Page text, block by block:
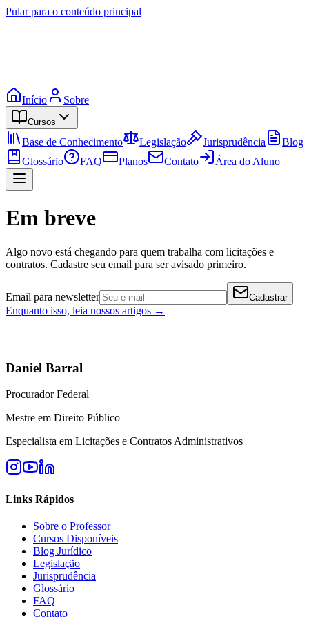
Pular para o conteúdo principal
Início Sobre
Cursos
Base de Conhecimento Legislação Jurisprudência
Blog
Glossário
FAQ Planos Contato Área do Aluno
Em breve
Algo novo está chegando para quem trabalha com licitações e
contratos. Cadastre seu email para ser avisado primeiro.
Email para newsletter Cadastrar
Enquanto isso, leia nossos artigos →
Daniel Barral
Procurador Federal
Mestre em Direito Público
Especialista em Licitações e Contratos Administrativos
Links Rápidos
Sobre o Professor
Cursos Disponíveis
Blog Jurídico
Legislação
Jurisprudência
Glossário
FAQ
Contato